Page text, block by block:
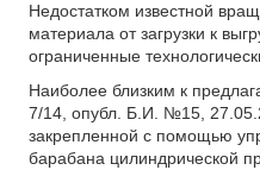
Недостатком известной
материала от загрузки к
ограниченные
Наиболее близким к
7/14, опубл. Б.И. №15,
закрепленной с помощью
барабана цилиндрической